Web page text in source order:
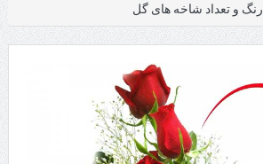
رنگ و تعداد شاخه های گل